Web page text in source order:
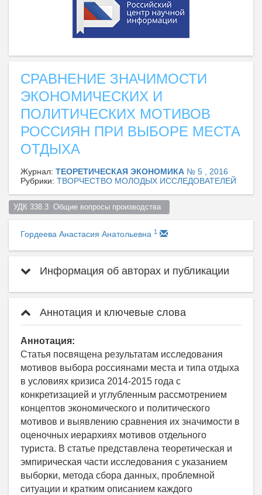
СРАВНЕНИЕ ЗНАЧИМОСТИ
ЭКОНОМИЧЕСКИХ И
ПОЛИТИЧЕСКИХ МОТИВОВ
РОССИЯН ПРИ ВЫБОРЕ МЕСТА
ОТДЫХА
Журнал: ТЕОРЕТИЧЕСКАЯ ЭКОНОМИКА № 5 , 2016
Рубрики: ТВОРЧЕСТВО МОЛОДЫХ ИССЛЕДОВАТЕЛЕЙ
УДК 338.3  Общие вопросы производства
Гордеева Анастасия Анатольевна 1
Информация об авторах и публикации
Аннотация и ключевые слова
Аннотация:
Статья посвящена результатам исследования
мотивов выбора россиянами места и типа отдыха
в условиях кризиса 2014-2015 года с
конкретизацией и углубленным рассмотрением
концептов экономического и политического
мотивов и выявлению сравнения их значимости в
оценочных иерархиях мотивов отдельного
туриста. В статье представлена теоретическая и
эмпирическая части исследования с указанием
выборки, метода сбора данных, проблемной
ситуации и кратким описанием каждого